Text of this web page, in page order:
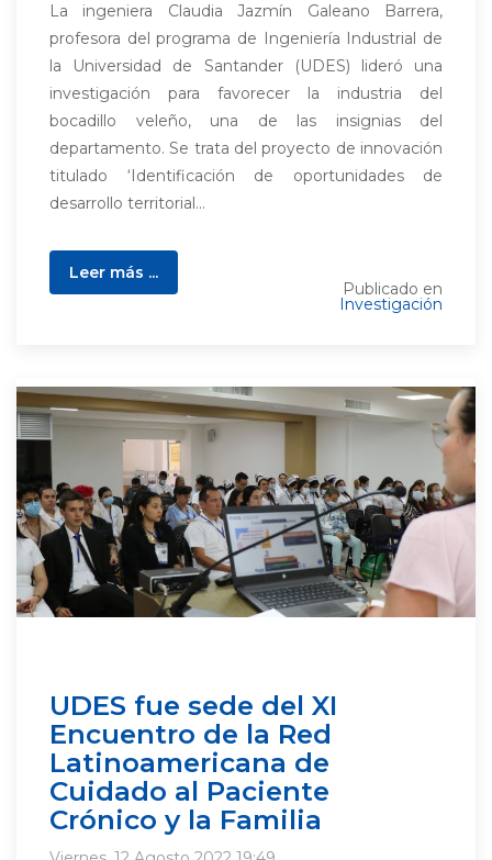
La ingeniera Claudia Jazmín Galeano Barrera,
profesora del programa de Ingeniería Industrial de
la Universidad de Santander (UDES) lideró una
investigación para favorecer la industria del
bocadillo veleño, una de las insignias del
departamento. Se trata del proyecto de innovación
titulado ‘Identificación de oportunidades de
desarrollo territorial...
Leer más ...
Publicado en
Investigación
UDES fue sede del XI
Encuentro de la Red
Latinoamericana de
Cuidado al Paciente
Crónico y la Familia